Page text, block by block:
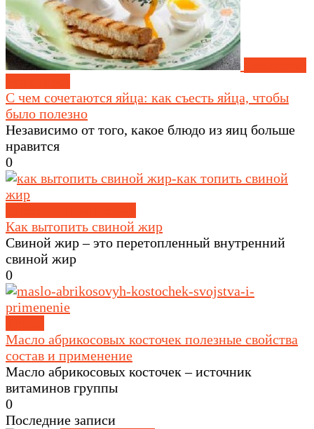
С чем сочетаются яйца: как съесть яйца, чтобы
было полезно
Независимо от того, какое блюдо из яиц больше
нравится
0
Как вытопить свиной жир
Свиной жир – это перетопленный внутренний
свиной жир
0
Масло абрикосовых косточек полезные свойства
состав и применение
Масло абрикосовых косточек – источник
витаминов группы
0
Последние записи